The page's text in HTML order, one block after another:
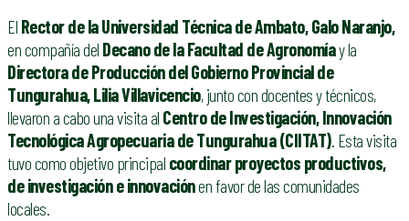
El Rector de la Universidad Técnica de Ambato, Galo Naranjo,
en compañía del Decano de la Facultad de Agronomíay la
Directora de Producción del Gobierno Provincial de
Tungurahua, Lilia Villavicencio, junto con docentes y técnicos,
llevaron a cabo una visita al Centro de Investigación, Innovación
Tecnológica Agropecuaria de Tungurahua (CIITAT). Esta visita
tuvo como objetivo principal coordinar proyectos productivos,
de investigación e innovaciónen favor de las comunidades
locales.